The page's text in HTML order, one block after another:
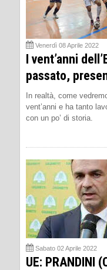
Venerdì 08 Aprile 2022
I vent’anni
passato,
In realtà, come
vent’anni e ha tanto
con un po’ di storia.
Sabato 02 Aprile 2022
UE: PRANDINI